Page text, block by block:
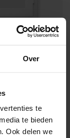
Over
te
te bieden
Ook delen we